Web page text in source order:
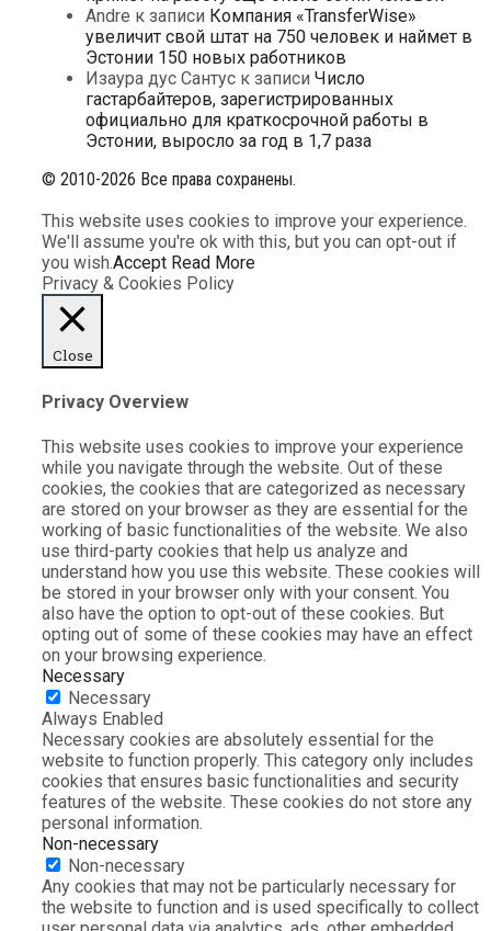
Andre к записи Компания «TransferWise»
увеличит свой штат на 750 человек и наймет в
Эстонии 150 новых работников
Изаура дус Сантус к записи Число
гастарбайтеров, зарегистрированных
официально для краткосрочной работы в
Эстонии, выросло за год в 1,7 раза
© 2010-2026 Все права сохранены.
This website uses cookies to improve your experience.
We'll assume you're ok with this, but you can opt-out if
you wish.Accept Read More
Privacy & Cookies Policy
Close
Privacy Overview
This website uses cookies to improve your experience
while you navigate through the website. Out of these
cookies, the cookies that are categorized as necessary
are stored on your browser as they are essential for the
working of basic functionalities of the website. We also
use third-party cookies that help us analyze and
understand how you use this website. These cookies will
be stored in your browser only with your consent. You
also have the option to opt-out of these cookies. But
opting out of some of these cookies may have an effect
on your browsing experience.
Necessary
Necessary
Always Enabled
Necessary cookies are absolutely essential for the
website to function properly. This category only includes
cookies that ensures basic functionalities and security
features of the website. These cookies do not store any
personal information.
Non-necessary
Non-necessary
Any cookies that may not be particularly necessary for
the website to function and is used specifically to collect